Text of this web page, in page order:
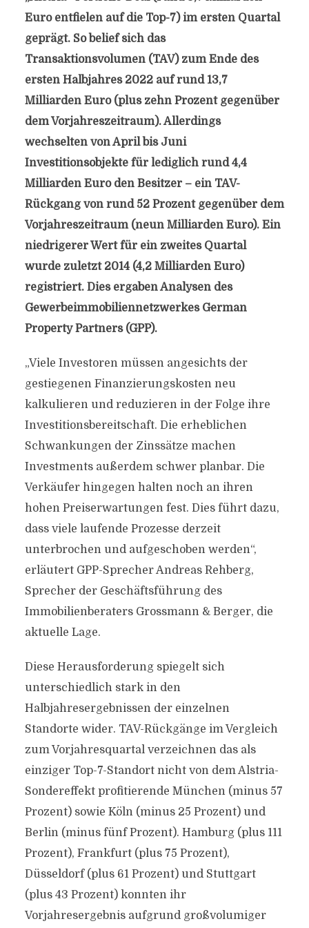
Euro entfielen auf die Top-7) im ersten Quartal
geprägt. So belief sich das
Transaktionsvolumen (TAV) zum Ende des
ersten Halbjahres 2022 auf rund 13,7
Milliarden Euro (plus zehn Prozent gegenüber
dem Vorjahreszeitraum). Allerdings
wechselten von April bis Juni
Investitionsobjekte für lediglich rund 4,4
Milliarden Euro den Besitzer – ein TAV-
Rückgang von rund 52 Prozent gegenüber dem
Vorjahreszeitraum (neun Milliarden Euro). Ein
niedrigerer Wert für ein zweites Quartal
wurde zuletzt 2014 (4,2 Milliarden Euro)
registriert. Dies ergaben Analysen des
Gewerbeimmobiliennetzwerkes German
Property Partners (GPP).
„Viele Investoren müssen angesichts der
gestiegenen Finanzierungskosten neu
kalkulieren und reduzieren in der Folge ihre
Investitionsbereitschaft. Die erheblichen
Schwankungen der Zinssätze machen
Investments außerdem schwer planbar. Die
Verkäufer hingegen halten noch an ihren
hohen Preiserwartungen fest. Dies führt dazu,
dass viele laufende Prozesse derzeit
unterbrochen und aufgeschoben werden“,
erläutert GPP-Sprecher Andreas Rehberg,
Sprecher der Geschäftsführung des
Immobilienberaters Grossmann & Berger, die
aktuelle Lage.
Diese Herausforderung spiegelt sich
unterschiedlich stark in den
Halbjahresergebnissen der einzelnen
Standorte wider. TAV-Rückgänge im Vergleich
zum Vorjahresquartal verzeichnen das als
einziger Top-7-Standort nicht von dem Alstria-
Sondereffekt profitierende München (minus 57
Prozent) sowie Köln (minus 25 Prozent) und
Berlin (minus fünf Prozent). Hamburg (plus 111
Prozent), Frankfurt (plus 75 Prozent),
Düsseldorf (plus 61 Prozent) und Stuttgart
(plus 43 Prozent) konnten ihr
Vorjahresergebnis aufgrund großvolumiger